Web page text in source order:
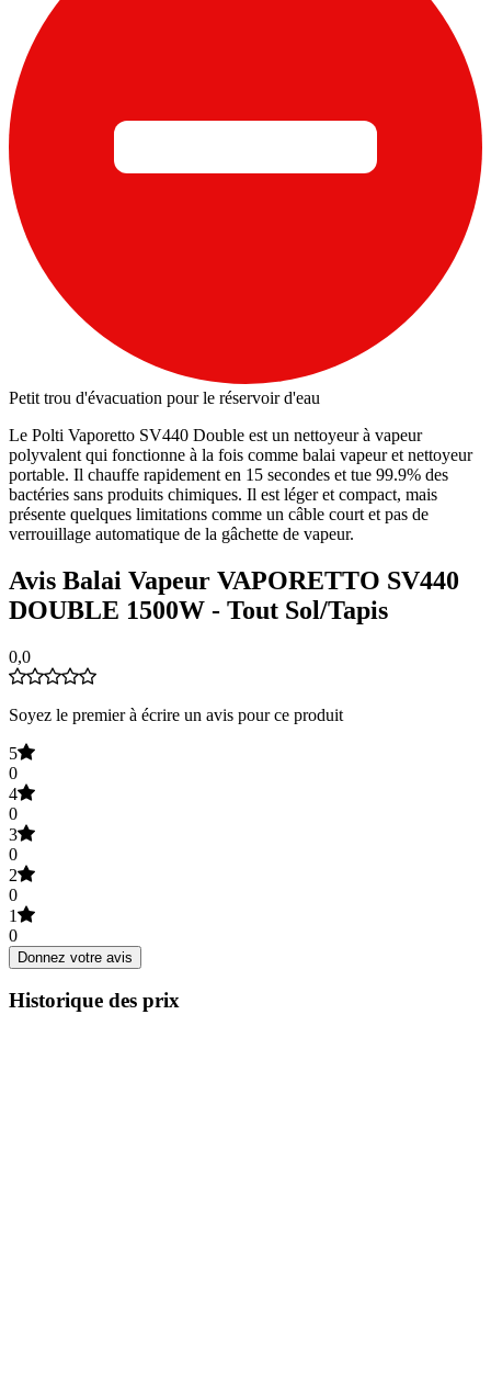
Petit trou d'évacuation pour le réservoir d'eau
Le Polti Vaporetto SV440 Double est un nettoyeur à vapeur
polyvalent qui fonctionne à la fois comme balai vapeur et nettoyeur
portable. Il chauffe rapidement en 15 secondes et tue 99.9% des
bactéries sans produits chimiques. Il est léger et compact, mais
présente quelques limitations comme un câble court et pas de
verrouillage automatique de la gâchette de vapeur.
Avis Balai Vapeur VAPORETTO SV440
DOUBLE 1500W - Tout Sol/Tapis
0,0
Soyez le premier à écrire un avis pour ce produit
5
0
4
0
3
0
2
0
1
0
Donnez votre avis
Historique des prix